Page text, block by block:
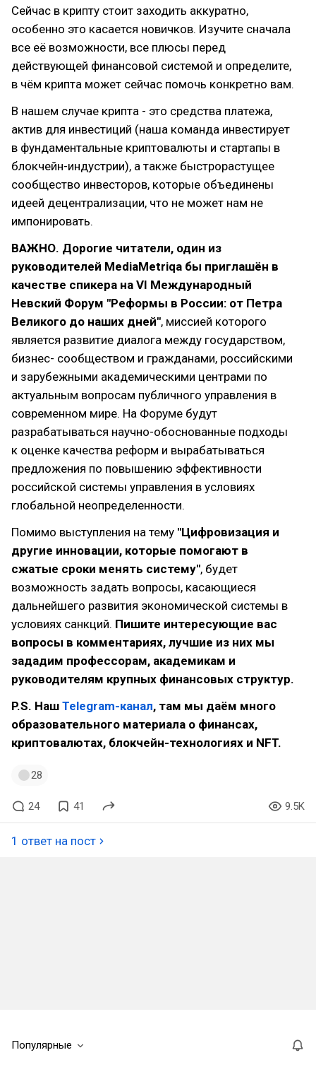
Сейчас в крипту стоит заходить аккуратно,
особенно это касается новичков. Изучите сначала
все её возможности, все плюсы перед
действующей финансовой системой и определите,
в чём крипта может сейчас помочь конкретно вам.
В нашем случае крипта - это средства платежа,
актив для инвестиций (наша команда инвестирует
в фундаментальные криптовалюты и стартапы в
блокчейн-индустрии), а также быстрорастущее
сообщество инвесторов, которые объединены
идеей децентрализации, что не может нам не
импонировать.
ВАЖНО. Дорогие читатели, один из
руководителей MediaMetriqa бы приглашён в
качестве спикера на VI Международный
Невский Форум "Реформы в России: от Петра
Великого до наших дней", миссией которого
является развитие диалога между государством,
бизнес- сообществом и гражданами, российскими
и зарубежными академическими центрами по
актуальным вопросам публичного управления в
современном мире. На Форуме будут
разрабатываться научно-обоснованные подходы
к оценке качества реформ и вырабатываться
предложения по повышению эффективности
российской системы управления в условиях
глобальной неопределенности.
Помимо выступления на тему "Цифровизация и
другие инновации, которые помогают в
сжатые сроки менять систему", будет
возможность задать вопросы, касающиеся
дальнейшего развития экономической системы в
условиях санкций. Пишите интересующие вас
вопросы в комментариях, лучшие из них мы
зададим профессорам, академикам и
руководителям крупных финансовых структур.
P.S. Наш Telegram-канал, там мы даём много
образовательного материала о финансах,
криптовалютах, блокчейн-технологиях и NFT.
28
24 41 9.5K
1 ответ на пост
Популярные